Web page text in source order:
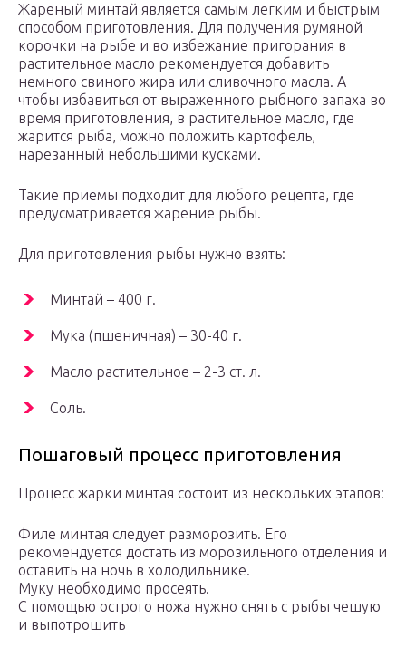
Жареный минтай является самым легким и быстрым
способом приготовления. Для получения румяной
корочки на рыбе и во избежание пригорания в
растительное масло рекомендуется добавить
немного свиного жира или сливочного масла. А
чтобы избавиться от выраженного рыбного запаха во
время приготовления, в растительное масло, где
жарится рыба, можно положить картофель,
нарезанный небольшими кусками.
Такие приемы подходит для любого рецепта, где
предусматривается жарение рыбы.
Для приготовления рыбы нужно взять:
Минтай – 400 г.
Мука (пшеничная) – 30-40 г.
Масло растительное – 2-3 ст. л.
Соль.
Пошаговый процесс приготовления
Процесс жарки минтая состоит из нескольких этапов:
Филе минтая следует разморозить. Его
рекомендуется достать из морозильного отделения и
оставить на ночь в холодильнике.
Муку необходимо просеять.
С помощью острого ножа нужно снять с рыбы чешую
и выпотрошить